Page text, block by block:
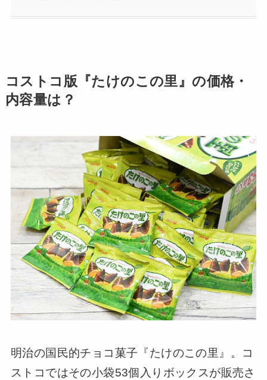
コストコ版『たけのこの里』の価格・
内容量は？
明治の国民的チョコ菓子『たけのこの里』。コ
ストコではその小袋53個入りボックスが販売さ